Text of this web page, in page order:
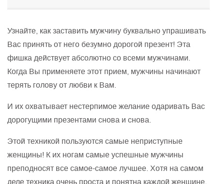
Узнайте, как заставить мужчину буквально упрашивать
Вас принять от него безумно дорогой презент! Эта
фишка действует абсолютно со всеми мужчинами.
Когда Вы применяете этот прием, мужчины начинают
терять голову от любви к Вам.
И их охватывает нестерпимое желание одаривать Вас
дорогущими презентами снова и снова.
Этой техникой пользуются самые неприступные
женщины! К их ногам самые успешные мужчины
преподносят все самое-самое лучшее. Хотя на самом
деле техника очень проста и понятна каждой женщине.